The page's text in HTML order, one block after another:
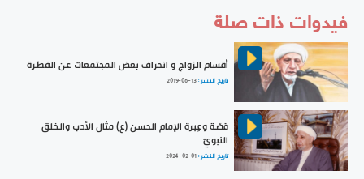
فيدوات ذات صلة
أقسام الزواج و انحراف بعض المجتمعات عن الفطرة
تاريخ النشر :2019-06-13
قصّة وعِبرة الإمام الحسن (ع) مثال الأدب والخلق
النبويّ
تاريخ النشر :2024-02-01